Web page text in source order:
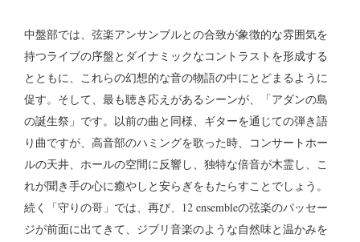
中盤部では、弦楽アンサンブルとの合致が象徴的な雰囲気を
持つライブの序盤とダイナミックなコントラストを形成する
とともに、これらの幻想的な音の物語の中にとどまるように
促す。そして、最も聴き応えがあるシーンが、「アダンの島
の誕生祭」です。以前の曲と同様、ギターを通じての弾き語
り曲ですが、高音部のハミングを歌った時、コンサートホー
ルの天井、ホールの空間に反響し、独特な倍音が木霊し、こ
れが聞き手の心に癒やしと安らぎをもたらすことでしょう。
続く「守りの哥」では、再び、12 ensembleの弦楽のパッセー
ジが前面に出てきて、ジブリ音楽のような自然味と温かみを